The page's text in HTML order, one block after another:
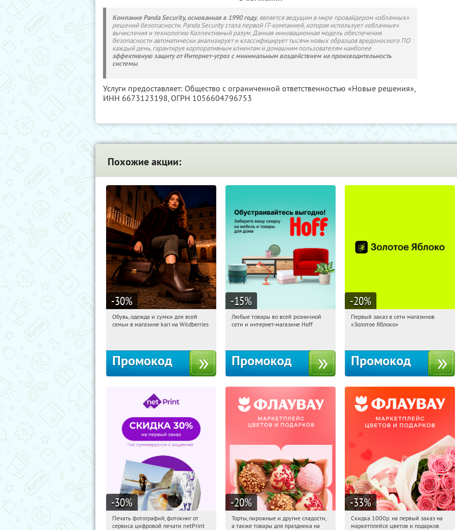
Компания Panda Security, основанная в 1990 году, является ведущим в мире провайдером «облачных»
решений безопасности. Panda Security стала первой IT-компанией, которая использует «облачные»
вычисления и технологию Коллективный разум. Данная инновационная модель обеспечения
безопасности автоматически анализирует и классифицирует тысячи новых образцов вредоносного ПО
каждый день, гарантируя корпоративным клиентам и домашним пользователям наиболее
эффективную защиту от Интернет-угроз с минимальным воздействием на производительность
системы.
Услуги предоставляет: Общество с ограниченной ответственностью «Новые решения»,
ИНН 6673123198, ОГРН 1056604796753
Похожие акции:
-30%
05:37:47 Получили:
Обувь, одежда и сумки для всей
семьи в магазине kari на Wildberries
Промокод
-15%
05:37:47 Получили:
Любые товары во всей розничной
сети и интернет-магазине Hoff
Промокод
-20%
05:37:47
Получи первым!
Первый заказ в сети магазинов
«Золотое Яблоко»
Промокод
-30%
05:37:47 Получили:
Печать фотографий, фотокниг от
сервиса цифровой печати netPrint
-20%
05:37:47 Получили:
Торты, пирожные и другие сладости,
а также товары для праздника на
-33%
05:37:47 Получили:
Скидка 1000р. на первый заказ на
маркетплейсе цветов и подарков